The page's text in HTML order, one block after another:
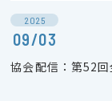
2025
09/03
協会配信：第52